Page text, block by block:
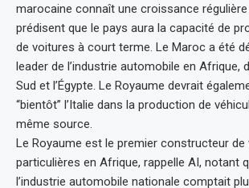
marocaine connaît une croissance
prédisent que le pays aura la capacité de
de voitures à court terme. Le Maroc a été
leader de l’industrie automobile en Afrique,
Sud et l’Égypte. Le Royaume devrait
“bientôt” l’Italie dans la production de
même source.
Le Royaume est le premier constructeur de
particulières en Afrique, rappelle AI, notant
l’industrie automobile nationale comptait